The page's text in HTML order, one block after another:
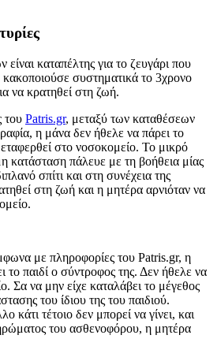
είναι καταπέλτης για το ζευγάρι που
κακοποιούσε συστηματικά το 3χρονο
να κρατηθεί στη ζωή.
του Patris.gr, μεταξύ των καταθέσεων
η μάνα δεν ήθελε να πάρει το
στο νοσοκομείο. Το μικρό
κατάσταση πάλευε με τη βοήθεια μίας
σπίτι και στη συνέχεια της
στη ζωή και η μητέρα αρνιόταν να
με πληροφορίες του Patris.gr, η
το παιδί ο σύντροφος της. Δεν ήθελε να
Σα να μην είχε καταλάβει το μέγεθος
του ίδιου της του παιδιού.
τέτοιο δεν μπορεί να γίνει, και
του ασθενοφόρου, η μητέρα